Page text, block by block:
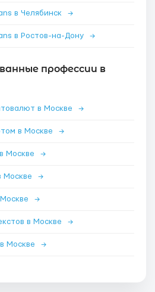
в Челябинск →
в Ростов-на-Дону →
профессии в
в Москве →
в Москве →
Москве →
Москве →
→
в Москве →
Москве →